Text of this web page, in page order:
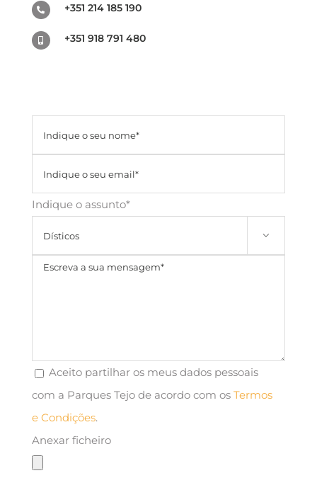
+351 214 185 190
+351 918 791 480
Indique o assunto*

Aceito partilhar os meus dados pessoais
com a Parques Tejo de acordo com os Termos
e Condições.
Anexar ficheiro